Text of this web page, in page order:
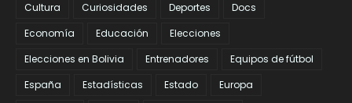
Cultura
Curiosidades Deportes
Docs
Economía
Educación
Elecciones
Elecciones en Bolivia
Entrenadores
Equipos de fútbol
España
Estadísticas Estado
Europa